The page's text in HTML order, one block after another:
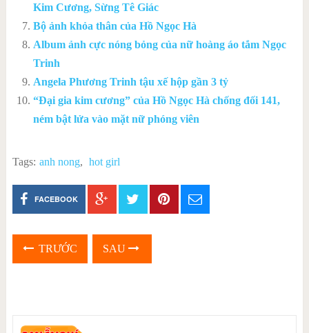
Kim Cương, Sừng Tê Giác
Bộ ảnh khỏa thân của Hồ Ngọc Hà
Album ảnh cực nóng bỏng của nữ hoàng áo tắm Ngọc
Trinh
Angela Phương Trinh tậu xế hộp gần 3 tỷ
“Đại gia kim cương” của Hồ Ngọc Hà chống đối 141,
ném bật lửa vào mặt nữ phóng viên
Tags: anh nong, hot girl
FACEBOOK
TRƯỚC SAU